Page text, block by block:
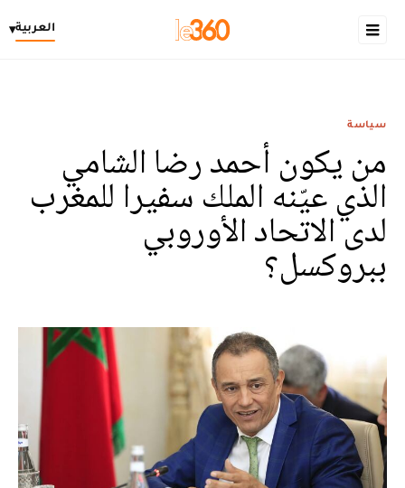
العربية▾
سياسة
من يكون أحمد رضا الشامي
الذي عيّنه الملك سفيرا للمغرب
لدى الاتحاد الأوروبي
ببروكسل؟